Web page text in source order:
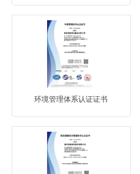
环境管理体系认证证书